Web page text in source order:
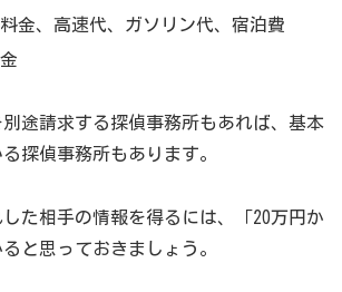
金、高速代、ガソリン代、宿泊費
途請求する探偵事務所もあれば、基本
探偵事務所もあります。
た相手の情報を得るには、「20万円か
と思っておきましょう。